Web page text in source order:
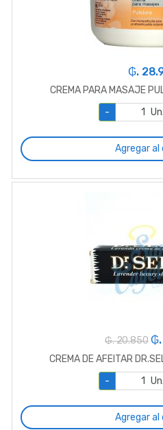
₲.
CREMA PARA MASAJE
-
Un.
Agregar
₲. 20.850
CREMA DE AFEITAR
-
Un.
Agregar